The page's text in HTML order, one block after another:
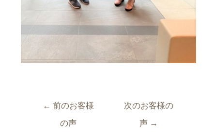
← 前のお客様
の声
次のお客様の
声 →